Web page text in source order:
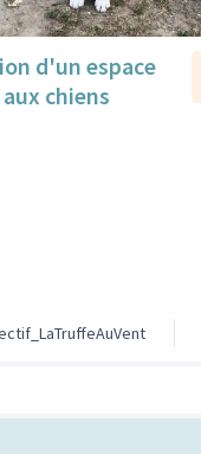
d'un espace
chiens